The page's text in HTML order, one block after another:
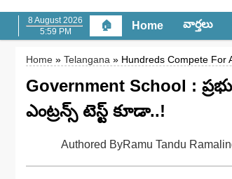
8 August 2026
5:59 PM
🏠 Home వార్త‌లు
Home » Telangana » Hundreds Compete For
Government School :
ఎంట్రన్స్ టెస్ట్ కూడా..!
Authored ByRamu Tandu